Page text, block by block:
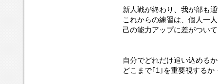
新人戦が終わり、我が部も
これからの練習は、個人一
己の能力アップに差がつい
自分でどれだけ追い込める
どこまで｢1｣を重要視する